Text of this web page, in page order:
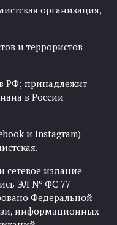
организация,
и террористов
РФ; принадлежит
в России
и Instagram)
издание
ЭЛ № ФС 77 —
Федеральной
информационных